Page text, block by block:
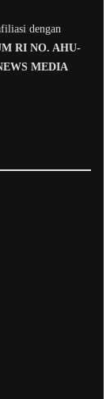
dengan
RI NO. AHU-
MEDIA